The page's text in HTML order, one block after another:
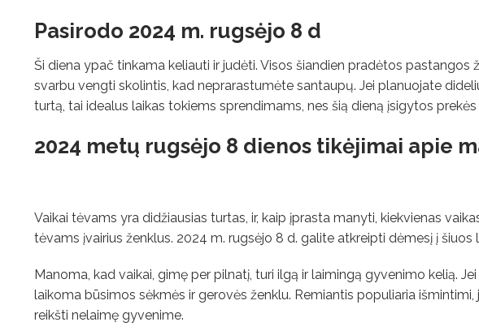
Pasirodo 2024 m. rugsėjo 8 d
Ši diena ypač tinkama keliauti ir judėti. Visos šiandien pradėtos pastangos
svarbu vengti skolintis, kad neprarastumėte santaupų. Jei planuojate
turtą, tai idealus laikas tokiems sprendimams, nes šią dieną įsigytos
2024 metų rugsėjo 8 dienos tikėjimai apie
Vaikai tėvams yra didžiausias turtas, ir, kaip įprasta manyti, kiekvienas
tėvams įvairius ženklus. 2024 m. rugsėjo 8 d. galite atkreipti dėmesį į šiuos
Manoma, kad vaikai, gimę per pilnatį, turi ilgą ir laimingą gyvenimo kelią.
laikoma būsimos sėkmės ir gerovės ženklu. Remiantis populiaria
reikšti nelaimę gyvenime.